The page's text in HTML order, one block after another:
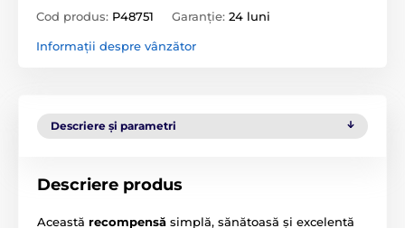
Cod produs: P48751 Garanție: 24 luni
Informații despre vânzător
Descriere și parametri
Descriere produs
​Această recompensă simplă, sănătoasă și excelentă